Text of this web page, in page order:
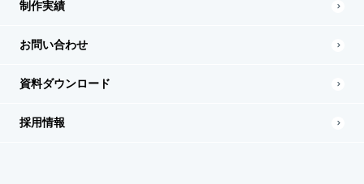
制作実績
お問い合わせ
資料ダウンロード
採用情報